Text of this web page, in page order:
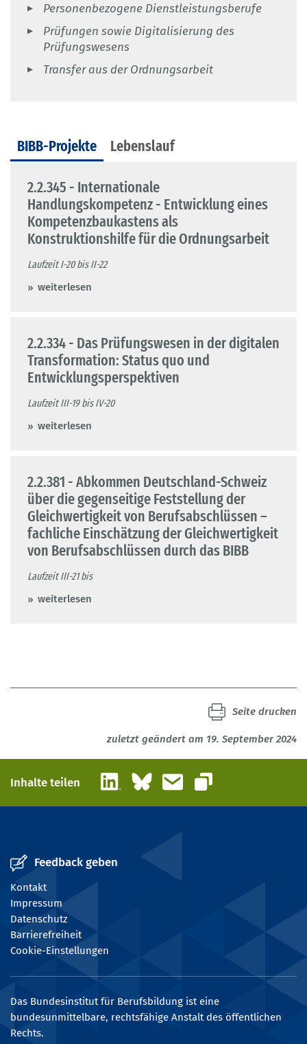
Personenbezogene Dienstleistungsberufe
Prüfungen sowie Digitalisierung des
Prüfungswesens
Transfer aus der Ordnungsarbeit
BIBB-Projekte Lebenslauf
2.2.345 - Internationale
Handlungskompetenz - Entwicklung eines
Kompetenzbaukastens als
Konstruktionshilfe für die Ordnungsarbeit
Laufzeit I-20 bis II-22
weiterlesen
2.2.334 - Das Prüfungswesen in der digitalen
Transformation: Status quo und
Entwicklungsperspektiven
Laufzeit III-19 bis IV-20
weiterlesen
2.2.381 - Abkommen Deutschland-Schweiz
über die gegenseitige Feststellung der
Gleichwertigkeit von Berufsabschlüssen –
fachliche Einschätzung der Gleichwertigkeit
von Berufsabschlüssen durch das BIBB
Laufzeit III-21 bis
weiterlesen
zuletzt geändert am 19. September 2024
Seite drucken
Inhalte teilen LinkedInBlueskyE-Mail
Link kopieren
Feedback geben
Kontakt
Impressum
Datenschutz
Barrierefreiheit
Cookie-Einstellungen
Das Bundesinstitut für Berufsbildung ist eine
bundesunmittelbare, rechtsfähige Anstalt des öffentlichen
Rechts.